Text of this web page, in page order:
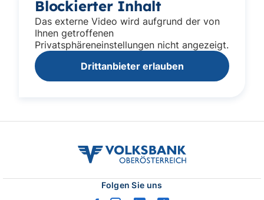
Blockierter Inhalt
Das externe Video wird aufgrund der von
Ihnen getroffenen
Privatsphäreneinstellungen nicht angezeigt.
Drittanbieter erlauben
volksbank
ooe
Folgen Sie uns